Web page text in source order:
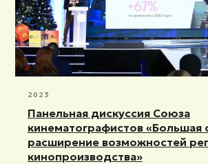
2023
Панельная дискуссия Союза
кинематографистов «Большая
расширение возможностей
кинопроизводства»